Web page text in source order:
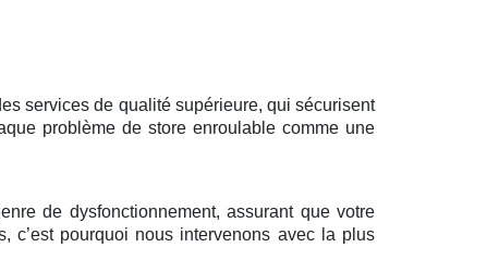
services de qualité supérieure, qui sécurisent
problème de store enroulable comme une
de dysfonctionnement, assurant que votre
c’est pourquoi nous intervenons avec la plus